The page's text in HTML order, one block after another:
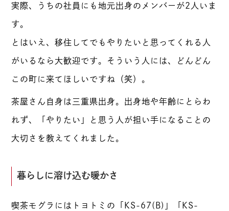
実際、うちの社員にも地元出身のメンバーが2人いま
す。
とはいえ、移住してでもやりたいと思ってくれる人
がいるなら大歓迎です。そういう人には、どんどん
この町に来てほしいですね（笑）。
茶屋さん自身は三重県出身。出身地や年齢にとらわ
れず、「やりたい」と思う人が担い手になることの
大切さを教えてくれました。
暮らしに溶け込む暖かさ
喫茶モグラにはトヨトミの「KS-67(B)」「KS-